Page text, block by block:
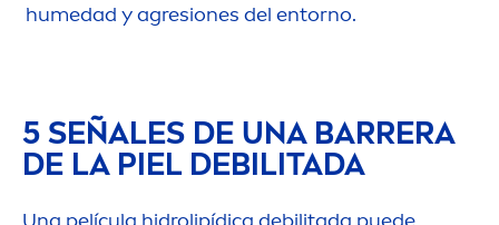
humedad y agresiones del entorno.
5 SEÑALES DE UNA BARRERA
DE LA PIEL DEBILITADA